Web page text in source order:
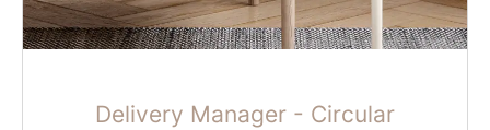
Delivery Manager - Circular